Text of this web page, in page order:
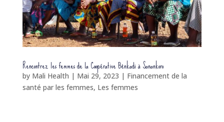
Rencontrez les femmes de la Coopérative Bènkadi à Sanankoro
by Mali Health | Mai 29, 2023 | Financement de la
santé par les femmes, Les femmes